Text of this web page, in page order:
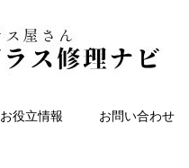
お役立情報 お問い合わせ